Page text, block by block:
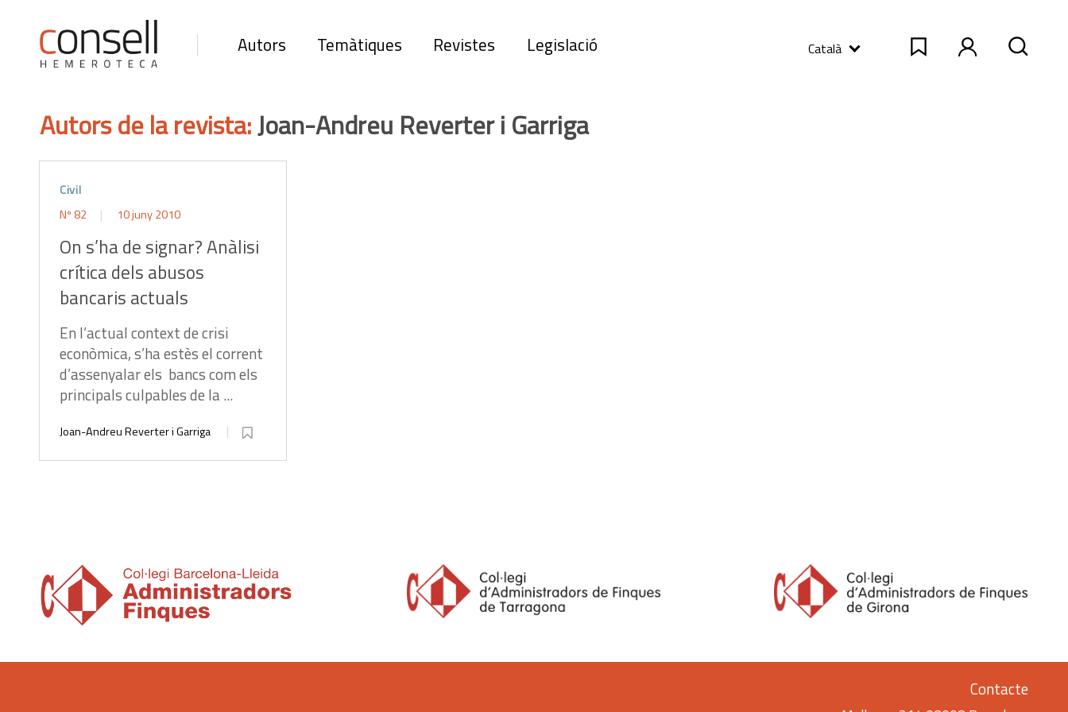
Autors Temàtiques Revistes Legislació Català
Autors de la revista:Joan-Andreu Reverter i Garriga
Civil
Nº 82
10 juny 2010
On s’ha de signar? Anàlisi
crítica dels abusos
bancaris actuals
En l’actual context de crisi
econòmica, s’ha estès el corrent
d’assenyalar els bancs com els
principals culpables de la ...
Joan-Andreu Reverter i Garriga
Contacte